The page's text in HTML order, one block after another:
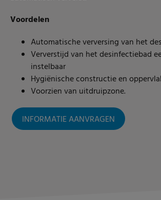
Voordelen
Automatische verversing van het
Ververstijd van het desinfectiebad
instelbaar
Hygiënische constructie en
Voorzien van uitdruipzone.
INFORMATIE AANVRAGEN